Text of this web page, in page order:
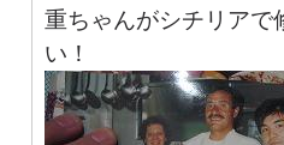
重ちゃんがシチリアで
い！